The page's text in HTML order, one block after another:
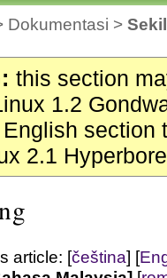
Dokumentasi >
this section
1.2
section
2.1
article: [čeština] [